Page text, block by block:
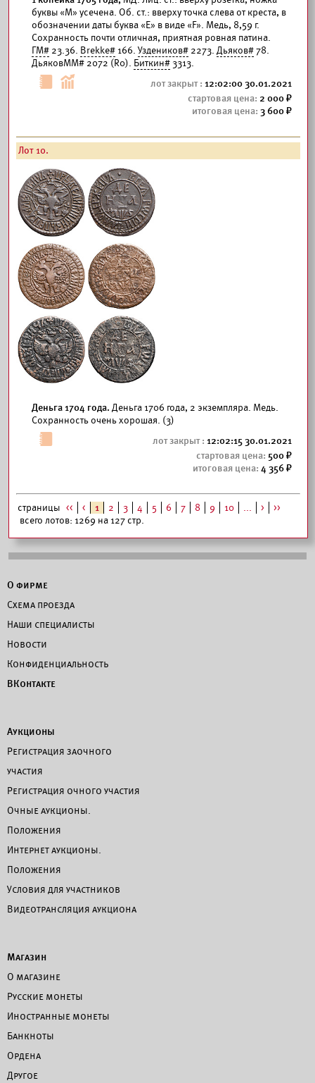
буквы «М» усечена. Об. ст.: вверху точка слева от креста, в
обозначении даты буква «Е» в виде «F». Медь, 8,59 г.
Сохранность почти отличная, приятная ровная патина.
ГМ# 23.36. Brekke# 166. Уздеников# 2273. Дьяков#78.
ДьяковММ# 2072 (R0). Биткин#3313.
12:02:00 30.01.2021
2 000
3 600
Лот 10.
Деньга 1704 года. Деньга 1706 года, 2 экземпляра. Медь.
Сохранность очень хорошая. (3)
12:02:15 30.01.2021
500
4 356
страницы << < 1 2 3 4 5 6 7 8 9 10 ... >
>>
всего лотов: 1269 на 127 стр.
О фирме
Схема проезда
Наши специалисты
Новости
Конфиденциальность
ВКонтакте
Аукционы
Регистрация заочного
участия
Регистрация очного участия
Очные аукционы.
Положения
Интернет аукционы.
Положения
Условия для участников
Видеотрансляция аукциона
Магазин
О магазине
Русские монеты
Иностранные монеты
Банкноты
Ордена
Другое